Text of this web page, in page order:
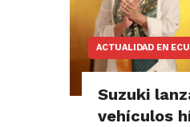
ACTUALIDAD EN
Suzuki
vehículos